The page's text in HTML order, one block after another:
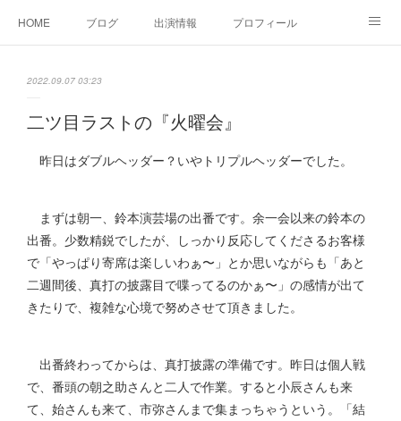
HOME ブログ 出演情報 プロフィール
2022.09.07 03:23
二ツ目ラストの『火曜会』
昨日はダブルヘッダー？いやトリプルヘッダーでした。
まずは朝一、鈴本演芸場の出番です。余一会以来の鈴本の
出番。少数精鋭でしたが、しっかり反応してくださるお客様
で「やっぱり寄席は楽しいわぁ〜」とか思いながらも「あと
二週間後、真打の披露目で喋ってるのかぁ〜」の感情が出て
きたりで、複雑な心境で努めさせて頂きました。
出番終わってからは、真打披露の準備です。昨日は個人戦
で、番頭の朝之助さんと二人で作業。すると小辰さんも来
て、始さんも来て、市弥さんまで集まっちゃうという。「結